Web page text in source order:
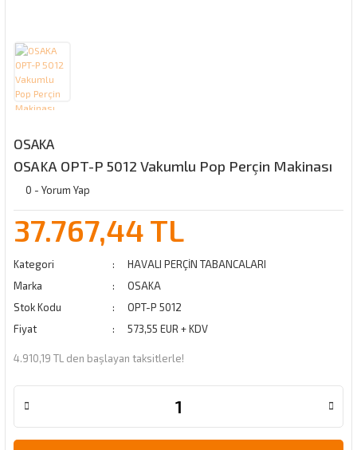
OSAKA
OSAKA OPT-P 5012 Vakumlu Pop Perçin Makinası
0 - Yorum Yap
37.767,44 TL
Kategori
HAVALI PERÇİN TABANCALARI
Marka
OSAKA
Stok Kodu
OPT-P 5012
Fiyat
573,55 EUR + KDV
4.910,19 TL den başlayan taksitlerle!